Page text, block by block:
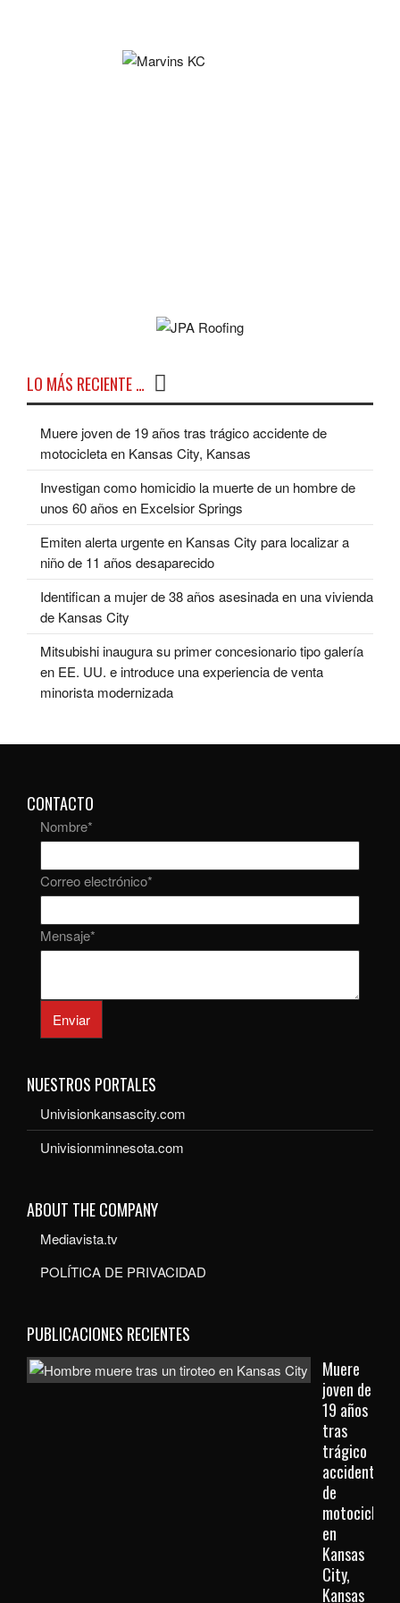
LO MÁS RECIENTE …
Muere joven de 19 años tras trágico accidente de
motocicleta en Kansas City, Kansas
Investigan como homicidio la muerte de un hombre de
unos 60 años en Excelsior Springs
Emiten alerta urgente en Kansas City para localizar a
niño de 11 años desaparecido
Identifican a mujer de 38 años asesinada en una vivienda
de Kansas City
Mitsubishi inaugura su primer concesionario tipo galería
en EE. UU. e introduce una experiencia de venta
minorista modernizada
CONTACTO
Nombre*
Correo electrónico*
Mensaje*
Enviar
NUESTROS PORTALES
Univisionkansascity.com
Univisionminnesota.com
ABOUT THE COMPANY
Mediavista.tv
POLÍTICA DE PRIVACIDAD
PUBLICACIONES RECIENTES
Muere
joven de
19 años
tras
trágico
accidente
de
motocicleta
en
Kansas
City,
Kansas